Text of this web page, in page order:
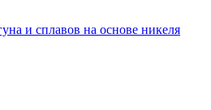
и сплавов на основе никеля